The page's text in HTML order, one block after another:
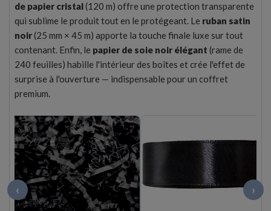
de papier cristal(120 m) offre une protection transparente
qui sublime le produit tout en le protégeant. Le ruban satin
noir(25 mm × 45 m) apporte la touche finale luxe sur tout
contenant. Enfin, le papier de soie noir élégant (rame de
240 feuilles) habille l'intérieur des boîtes et crée l'effet de
surprise à l'ouverture — indispensable pour un coffret
premium.
‹ ›